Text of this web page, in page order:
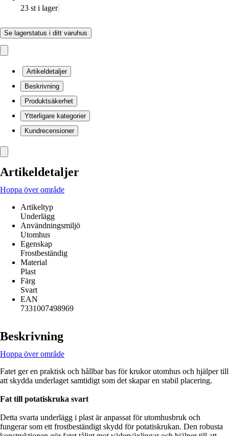
23 st i lager
Se lagerstatus i ditt varuhus
Artikeldetaljer
Beskrivning
Produktsäkerhet
Ytterligare kategorier
Kundrecensioner
Artikeldetaljer
Hoppa över område
Artikeltyp
Underlägg
Användningsmiljö
Utomhus
Egenskap
Frostbeständig
Material
Plast
Färg
Svart
EAN
7331007498969
Beskrivning
Hoppa över område
Fatet ger en praktisk och hållbar bas för krukor utomhus och hjälper till
att skydda underlaget samtidigt som det skapar en stabil placering.
Fat till potatiskruka svart
Detta svarta underlägg i plast är anpassat för utomhusbruk och
fungerar som ett frostbeständigt skydd för potatiskrukan. Den robusta